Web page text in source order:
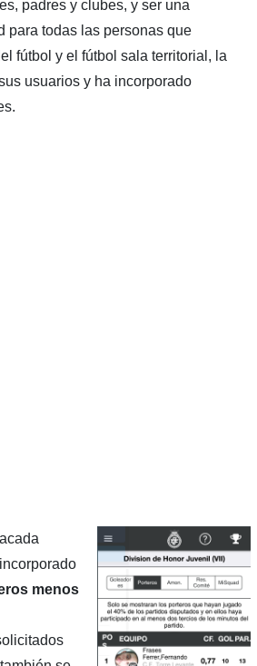
padres y clubes, y ser una
para todas las personas que
fútbol y el fútbol sala territorial, la
usuarios y ha incorporado
menos